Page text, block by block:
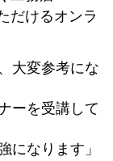
だけるオンラ
大変参考にな
ーを受講して
になります」